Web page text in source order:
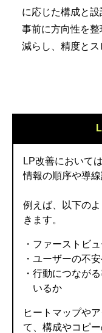
に応じた構成と設
事前に方向性を
減らし、精度とス
LP改善において
情報の順序や導線
例えば、以下の
きます。
・ファーストビ
・ユーザーの不
・行動につなが
いるか
ヒートマップや
て、構成やコピ